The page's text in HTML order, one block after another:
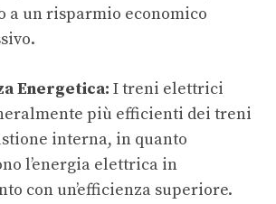
a un risparmio economico
Energetica: I treni elettrici
più efficienti dei treni
interna, in quanto
l’energia elettrica in
con un’efficienza superiore.